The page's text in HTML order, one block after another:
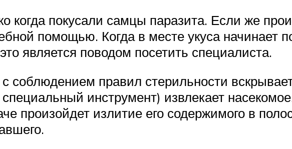
когда покусали самцы паразита. Если же
помощью. Когда в месте укуса начинает
является поводом посетить специалиста.
соблюдением правил стерильности
инструмент) извлекает
произойдет излитие его содержимого в